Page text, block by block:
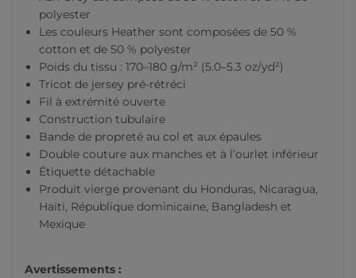
polyester
Les couleurs Heather sont composées de 50 %
cotton et de 50 % polyester
Poids du tissu : 170–180 g/m² (5.0–5.3 oz/yd²)
Tricot de jersey pré-rétréci
Fil à extrémité ouverte
Construction tubulaire
Bande de propreté au col et aux épaules
Double couture aux manches et à l’ourlet inférieur
Étiquette détachable
Produit vierge provenant du Honduras, Nicaragua,
Haïti, République dominicaine, Bangladesh et
Mexique
Avertissements :